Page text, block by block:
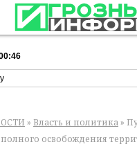
» Власть и политика »
освобождения